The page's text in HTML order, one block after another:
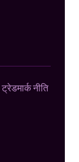
ट्रेडमार्क नीति